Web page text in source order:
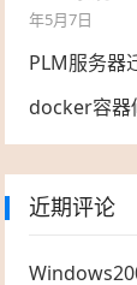
年5月7日
PLM服务器
docker容器
近期评论